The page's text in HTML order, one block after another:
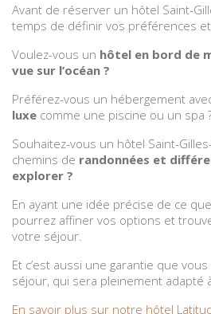
Avant de réserver un hôtel Saint-
temps de définir vos préférences et
Voulez-vous un hôtel en bord de
vue sur l’océan ?
Préférez-vous un hébergement
luxe comme une piscine ou un spa
Souhaitez-vous un hôtel Saint-
chemins de randonnées et
explorer ?
En ayant une idée précise de ce
pourrez affiner vos options et
votre séjour.
Et c’est aussi une garantie que
séjour, qui sera pleinement adapté
En savoir plus sur notre hôtel